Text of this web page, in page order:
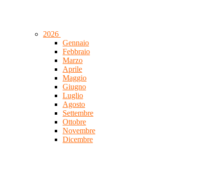
2026
Gennaio
Febbraio
Marzo
Aprile
Maggio
Giugno
Luglio
Agosto
Settembre
Ottobre
Novembre
Dicembre